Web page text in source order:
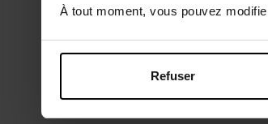
À tout moment, vous pouvez
Refuser